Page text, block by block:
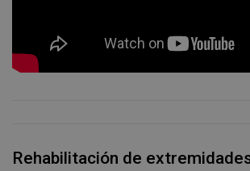
Rehabilitación de